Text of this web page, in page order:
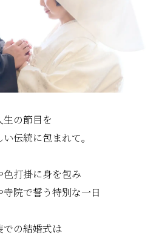
生の節目を
伝統に包まれて。
色打掛に身を包み
院で誓う特別な一日
での結婚式は